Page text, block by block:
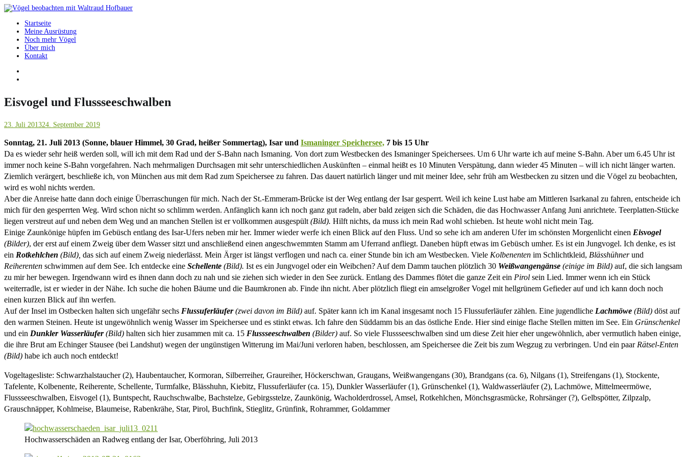
Springe
Inhalt
Vögel beobachten mit Waltraud Hofbauer
Startseite
Meine Ausrüstung
Noch mehr Vögel
Über mich
Kontakt
Eisvogel und Flussseeschwalben
23. Juli 201324. September 2019
Sonntag, 21. Juli 2013 (Sonne, blauer Himmel, 30 Grad, heißer Sommertag), Isar und Ismaninger Speichersee, 7 bis 15 Uhr
Da es wieder sehr heiß werden soll, will ich mit dem Rad und der S-Bahn nach Ismaning. Von dort zum Westbecken des Ismaninger Speichersees. Um 6 Uhr warte ich auf meine S-Bahn. Aber um 6.45 Uhr ist
immer noch keine S-Bahn vorgefahren. Nach mehrmaligen Durchsagen mit sehr unterschiedlichen Auskünften – einmal heißt es 10 Minuten Verspätung, dann wieder 45 Minuten – will ich nicht länger warten.
Ziemlich verärgert, beschließe ich, von München aus mit dem Rad zum Speichersee zu fahren. Das dauert natürlich länger und mit meiner Idee, sehr früh am Westbecken zu sitzen und die Vögel zu beobachten,
wird es wohl nichts werden.
Aber die Anreise hatte dann doch einige Überraschungen für mich. Nach der St.-Emmeram-Brücke ist der Weg entlang der Isar gesperrt. Weil ich keine Lust habe am Mittleren Isarkanal zu fahren, entscheide ich
mich für den gesperrten Weg. Wird schon nicht so schlimm werden. Anfänglich kann ich noch ganz gut radeln, aber bald zeigen sich die Schäden, die das Hochwasser Anfang Juni anrichtete. Teerplatten-Stücke
liegen verstreut auf und neben dem Weg und an manchen Stellen ist er vollkommen ausgespült (Bild). Hilft nichts, da muss ich mein Rad wohl schieben. Ist heute wohl nicht mein Tag.
Einige Zaunkönige hüpfen im Gebüsch entlang des Isar-Ufers neben mir her. Immer wieder werfe ich einen Blick auf den Fluss. Und so sehe ich am anderen Ufer im schönsten Morgenlicht einen Eisvogel
(Bilder), der erst auf einem Zweig über dem Wasser sitzt und anschließend einen angeschwemmten Stamm am Uferrand anfliegt. Daneben hüpft etwas im Gebüsch umher. Es ist ein Jungvogel. Ich denke, es ist
ein Rotkehlchen (Bild), das sich auf einem Zweig niederlässt. Mein Ärger ist längst verflogen und nach ca. einer Stunde bin ich am Westbecken. Viele Kolbenenten im Schlichtkleid, Blässhühnerund
Reiherenten schwimmen auf dem See. Ich entdecke eine Schellente (Bild). Ist es ein Jungvogel oder ein Weibchen? Auf dem Damm tauchen plötzlich 30 Weißwangengänse (einige im Bild) auf, die sich langsam
zu mir her bewegen. Irgendwann wird es ihnen dann doch zu nah und sie ziehen sich wieder in den See zurück. Entlang des Dammes flötet die ganze Zeit ein Pirol sein Lied. Immer wenn ich ein Stück
weiterradle, ist er wieder in der Nähe. Ich suche die hohen Bäume und die Baumkronen ab. Finde ihn nicht. Aber plötzlich fliegt ein amselgroßer Vogel mit hellgrünem Gefieder auf und ich kann doch noch
einen kurzen Blick auf ihn werfen.
Auf der Insel im Ostbecken halten sich ungefähr sechs Flussuferläufer(zwei davon im Bild) auf. Später kann ich im Kanal insgesamt noch 15 Flussuferläufer zählen. Eine jugendliche Lachmöwe (Bild) döst auf
den warmen Steinen. Heute ist ungewöhnlich wenig Wasser im Speichersee und es stinkt etwas. Ich fahre den Süddamm bis an das östliche Ende. Hier sind einige flache Stellen mitten im See. Ein Grünschenkel
und ein Dunkler Wasserläufer(Bild) halten sich hier zusammen mit ca. 15 Flussseeschwalben (Bilder) auf. So viele Flussseeschwalben sind um diese Zeit hier eher ungewöhnlich, aber vermutlich haben einige,
die ihre Brut am Echinger Stausee (bei Landshut) wegen der ungünstigen Witterung im Mai/Juni verloren haben, beschlossen, am Speichersee die Zeit bis zum Wegzug zu verbringen. Und ein paar Rätsel-Enten
(Bild) habe ich auch noch entdeckt!
Vogeltagesliste: Schwarzhalstaucher (2), Haubentaucher, Kormoran, Silberreiher, Graureiher, Höckerschwan, Graugans, Weißwangengans (30), Brandgans (ca. 6), Nilgans (1), Streifengans (1), Stockente,
Tafelente, Kolbenente, Reiherente, Schellente, Turmfalke, Blässhuhn, Kiebitz, Flussuferläufer (ca. 15), Dunkler Wasserläufer (1), Grünschenkel (1), Waldwasserläufer (2), Lachmöwe, Mittelmeermöwe,
Flussseeschwalben, Eisvogel (1), Buntspecht, Rauchschwalbe, Bachstelze, Gebirgsstelze, Zaunkönig, Wacholderdrossel, Amsel, Rotkehlchen, Mönchsgrasmücke, Rohrsänger (?), Gelbspötter, Zilpzalp,
Grauschnäpper, Kohlmeise, Blaumeise, Rabenkrähe, Star, Pirol, Buchfink, Stieglitz, Grünfink, Rohrammer, Goldammer
Hochwasserschäden an Radweg entlang der Isar, Oberföhring, Juli 2013